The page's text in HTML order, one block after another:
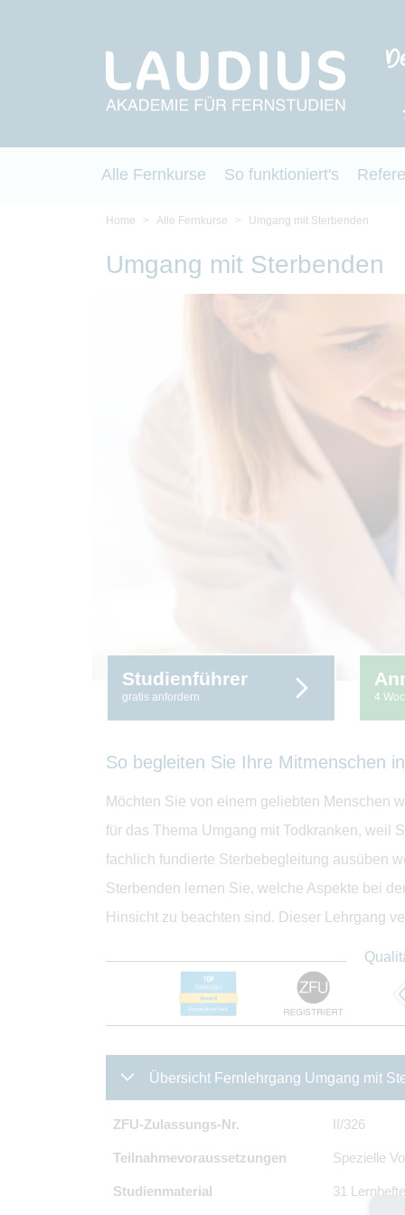
Alle Fernkurse So funktioniert's
Home Alle Fernkurse Umgang mit Sterbenden
Umgang mit Sterbenden
Studienführer
gratis anfordern 4
So begleiten Sie Ihre Mitmenschen
Möchten Sie von einem geliebten Menschen
für das Thema Umgang mit Todkranken, weil
fachlich fundierte Sterbebegleitung ausüben
Sterbenden lernen Sie, welche Aspekte bei
Hinsicht zu beachten sind. Dieser Lehrgang
Übersicht Fernlehrgang Umgang mit
ZFU-Zulassungs-Nr. II/326
Teilnahmevoraussetzungen Spezielle
Studienmaterial 31